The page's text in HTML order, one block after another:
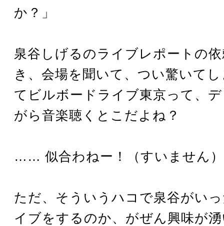
か？」
泉谷しげるのライブレポートの
き、会場を聞いて、つい驚いて
てビルボードライブ東京って、
がら音楽聴くとこだよね？
…… 似合わねー！（すいません）
ただ、そういうハコで泉谷がい
イブをするのか、がぜん興味が